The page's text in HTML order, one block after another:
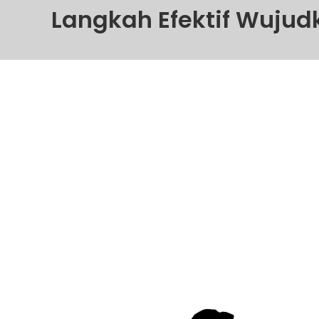
Langkah Efektif